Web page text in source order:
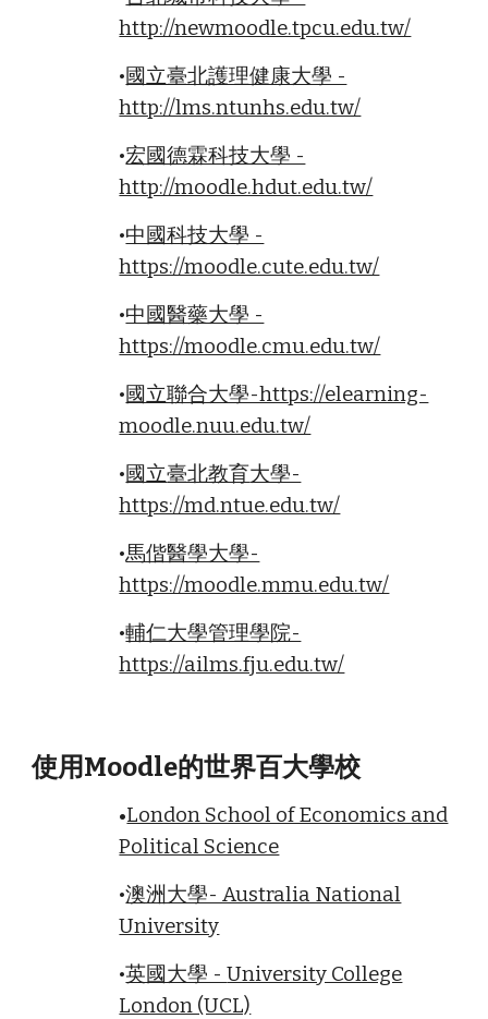
http://newmoodle.tpcu.edu.tw/
•國立臺北護理健康大學 -
http://lms.ntunhs.edu.tw/
•宏國德霖科技大學 -
http://moodle.hdut.edu.tw/
•中國科技大學 -
https://moodle.cute.edu.tw/
•中國醫藥大學 -
https://moodle.cmu.edu.tw/
•國立聯合大學-https://elearning-
moodle.nuu.edu.tw/
•國立臺北教育大學-
https://md.ntue.edu.tw/
•馬偕醫學大學-
https://moodle.mmu.edu.tw/
•輔仁大學管理學院-
https://ailms.fju.edu.tw/
使用Moodle的世界百大學校
•London School of Economics and
Political Science
•澳洲大學- Australia National
University
•英國大學 -University College
London (UCL)